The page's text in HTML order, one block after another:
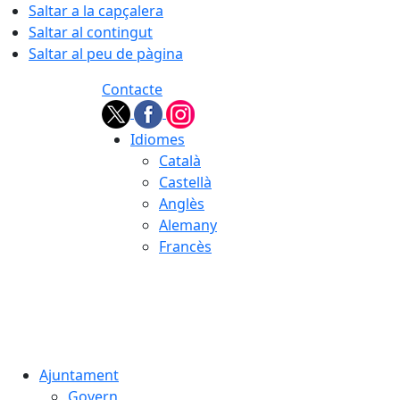
Saltar a la capçalera
Saltar al contingut
Saltar al peu de pàgina
Contacte
Idiomes
Català
Castellà
Anglès
Alemany
Francès
Ajuntament